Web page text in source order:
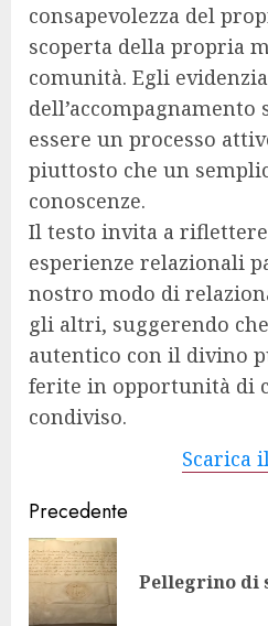
consapevolezza del
scoperta della propria
comunità. Egli
essere un processo
piuttosto che un
conoscenze.
Il testo invita a
esperienze relazionali
nostro modo di
gli altri, suggerendo
autentico con il divino
ferite in opportunità di
condiviso.
Scarica
Navigazione
articolo
Precedente
Pellegrino di